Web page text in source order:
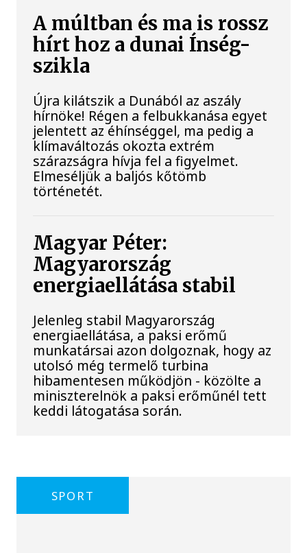
A múltban és ma is rossz
hírt hoz a dunai Ínség-
szikla
Újra kilátszik a Dunából az aszály
hírnöke! Régen a felbukkanása egyet
jelentett az éhínséggel, ma pedig a
klímaváltozás okozta extrém
szárazságra hívja fel a figyelmet.
Elmeséljük a baljós kőtömb
történetét.
Magyar Péter:
Magyarország
energiaellátása stabil
Jelenleg stabil Magyarország
energiaellátása, a paksi erőmű
munkatársai azon dolgoznak, hogy az
utolsó még termelő turbina
hibamentesen működjön - közölte a
miniszterelnök a paksi erőműnél tett
keddi látogatása során.
SPORT